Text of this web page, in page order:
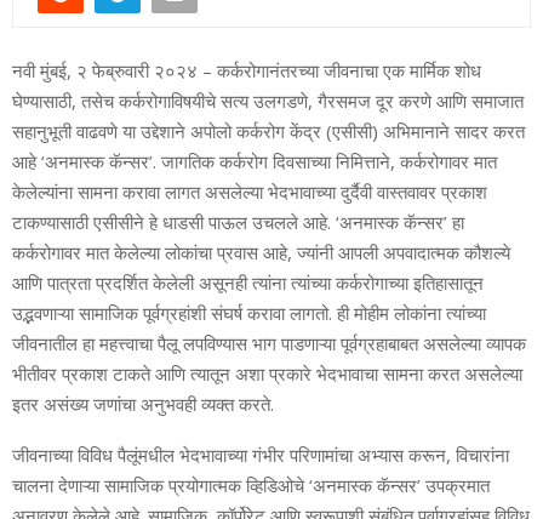
नवी मुंबई, २ फेब्रुवारी २०२४ – कर्करोगानंतरच्या जीवनाचा एक मार्मिक शोध
घेण्यासाठी, तसेच कर्करोगाविषयीचे सत्य उलगडणे, गैरसमज दूर करणे आणि समाजात
सहानुभूती वाढवणे या उद्देशाने अपोलो कर्करोग केंद्र (एसीसी) अभिमानाने सादर करत
आहे ‘अनमास्क कॅन्सर’. जागतिक कर्करोग दिवसाच्या निमित्ताने, कर्करोगावर मात
केलेल्यांना सामना करावा लागत असलेल्या भेदभावाच्या दुर्दैवी वास्तवावर प्रकाश
टाकण्यासाठी एसीसीने हे धाडसी पाऊल उचलले आहे. ‘अनमास्क कॅन्सर’ हा
कर्करोगावर मात केलेल्या लोकांचा प्रवास आहे, ज्यांनी आपली अपवादात्मक कौशल्ये
आणि पात्रता प्रदर्शित केलेली असूनही त्यांना त्यांच्या कर्करोगाच्या इतिहासातून
उद्भवणाऱ्या सामाजिक पूर्वग्रहांशी संघर्ष करावा लागतो. ही मोहीम लोकांना त्यांच्या
जीवनातील हा महत्त्वाचा पैलू लपविण्यास भाग पाडणाऱ्या पूर्वग्रहाबाबत असलेल्या व्यापक
भीतीवर प्रकाश टाकते आणि त्यातून अशा प्रकारे भेदभावाचा सामना करत असलेल्या
इतर असंख्य जणांचा अनुभवही व्यक्त करते.
जीवनाच्या विविध पैलूंमधील भेदभावाच्या गंभीर परिणामांचा अभ्यास करून, विचारांना
चालना देणाऱ्या सामाजिक प्रयोगात्मक व्हिडिओचे ‘अनमास्क कॅन्सर’ उपक्रमात